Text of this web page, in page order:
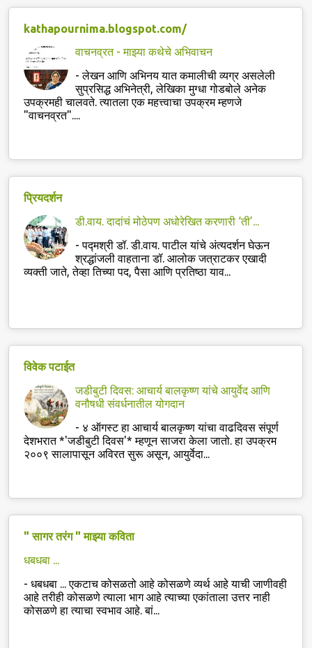
kathapournima.blogspot.com/
वाचनव्रत - माझ्या कथेचे अभिवाचन
-लेखन आणि अभिनय यात कमालीची व्यग्र असलेली
सुप्रसिद्ध अभिनेत्री, लेखिका मुग्धा गोडबोले अनेक
उपक्रमही चालवते. त्यातला एक महत्त्वाचा उपक्रम म्हणजे
"वाचनव्रत"....
प्रियदर्शन
डी.वाय. दादांचं मोठेपण अधोरेखित करणारी ‘ती’...
-पद्मश्री डॉ. डी.वाय. पाटील यांचे अंत्यदर्शन घेऊन
श्रद्धांजली वाहताना डॉ. आलोक जत्राटकर एखादी
व्यक्ती जाते, तेव्हा तिच्या पद, पैसा आणि प्रतिष्ठा याव...
विवेक पटाईत
जडीबुटी दिवस: आचार्य बालकृष्ण यांचे आयुर्वेद आणि
वनौषधी संवर्धनातील योगदान
- ४ ऑगस्ट हा आचार्य बालकृष्ण यांचा वाढदिवस संपूर्ण
देशभरात *'जडीबुटी दिवस'* म्हणून साजरा केला जातो. हा उपक्रम
२००९ सालापासून अविरत सुरू असून, आयुर्वेदा...
" सागर तरंग " माझ्या कविता
धबधबा ...
- धबधबा ... एकटाच कोसळतो आहे कोसळणे व्यर्थ आहे याची जाणीवही
आहे तरीही कोसळणे त्याला भाग आहे त्याच्या एकांताला उत्तर नाही
कोसळणे हा त्याचा स्वभाव आहे. बां...